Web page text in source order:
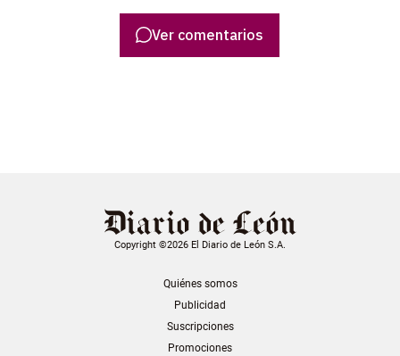
Ver comentarios
Copyright ©2026 El Diario de León S.A.
Quiénes somos
Publicidad
Suscripciones
Promociones